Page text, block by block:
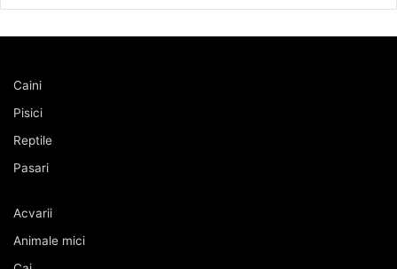
Caini
Pisici
Reptile
Pasari
Acvarii
Animale mici